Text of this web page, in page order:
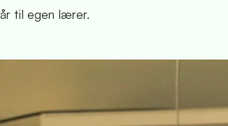
til egen lærer.